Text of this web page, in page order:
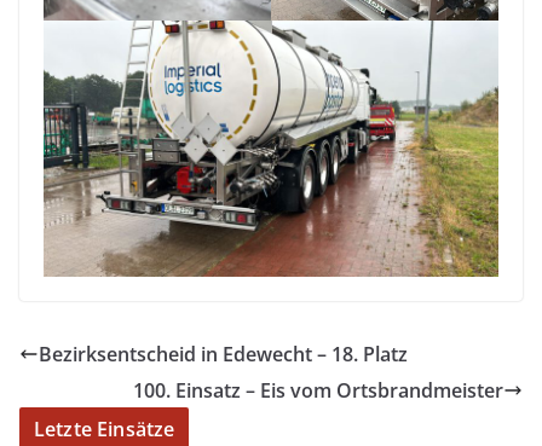
Bezirksentscheid in Edewecht – 18. Platz
100. Einsatz – Eis vom Ortsbrandmeister
Letzte Einsätze